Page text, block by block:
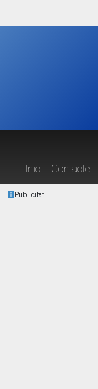
Inici Contacte
Publicitat